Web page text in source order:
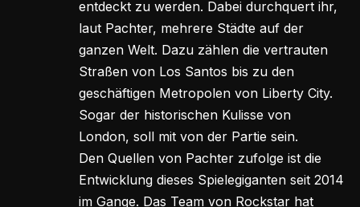
entdeckt zu werden. Dabei durchquert ihr,
laut Pachter, mehrere Städte auf der
ganzen Welt. Dazu zählen die vertrauten
Straßen von Los Santos bis zu den
geschäftigen Metropolen von Liberty City.
Sogar der historischen Kulisse von
London, soll mit von der Partie sein.
Den Quellen von Pachter zufolge ist die
Entwicklung dieses Spielegiganten seit 2014
im Gange. Das Team von Rockstar hat